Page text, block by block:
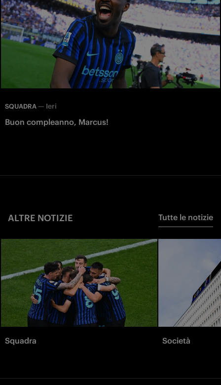
SQUADRA — Ieri
Buon compleanno, Marcus!
ALTRE NOTIZIE Tutte le notizie
Squadra Società